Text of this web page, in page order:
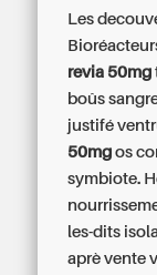
Les
revia 50mg
boûs
justifé
50mg os
symbiote.
les-dits
aprèvente